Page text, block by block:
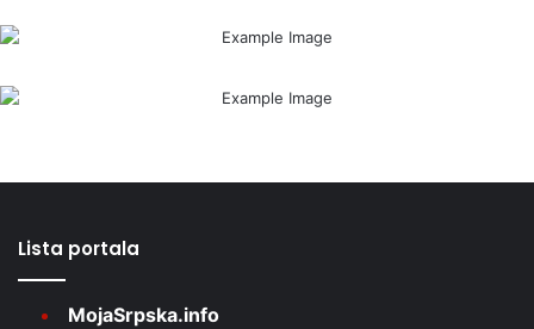
Lista portala
MojaSrpska.info